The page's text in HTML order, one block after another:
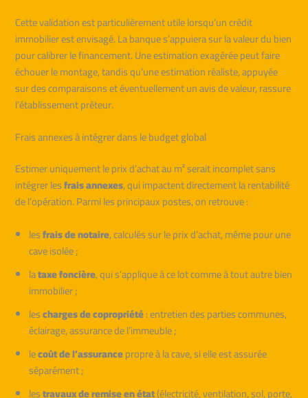
Cette validation est particulièrement utile lorsqu’un crédit
immobilier est envisagé. La banque s’appuiera sur la valeur du bien
pour calibrer le financement. Une estimation exagérée peut faire
échouer le montage, tandis qu’une estimation réaliste, appuyée
sur des comparaisons et éventuellement un avis de valeur, rassure
l’établissement prêteur.
Frais annexes à intégrer dans le budget global
Estimer uniquement le prix d’achat au m² serait incomplet sans
intégrer lesfrais annexes, qui impactent directement la rentabilité
de l’opération. Parmi les principaux postes, on retrouve :
lesfrais de notaire, calculés sur le prix d’achat, même pour une
cave isolée ;
lataxe foncière, qui s’applique à ce lot comme à tout autre bien
immobilier ;
lescharges de copropriété: entretien des parties communes,
éclairage, assurance de l’immeuble ;
lecoût de l’assurancepropre à la cave, si elle est assurée
séparément ;
lestravaux de remise en état(électricité, ventilation, sol, porte,